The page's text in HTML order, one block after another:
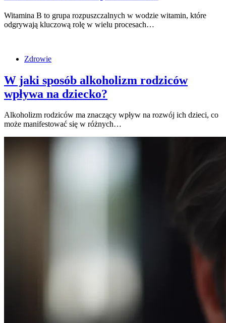
Witamina B to grupa rozpuszczalnych w wodzie witamin, które
odgrywają kluczową rolę w wielu procesach…
Zdrowie
W jaki sposób alkoholizm rodziców
wpływa na dziecko?
Alkoholizm rodziców ma znaczący wpływ na rozwój ich dzieci, co
może manifestować się w różnych…